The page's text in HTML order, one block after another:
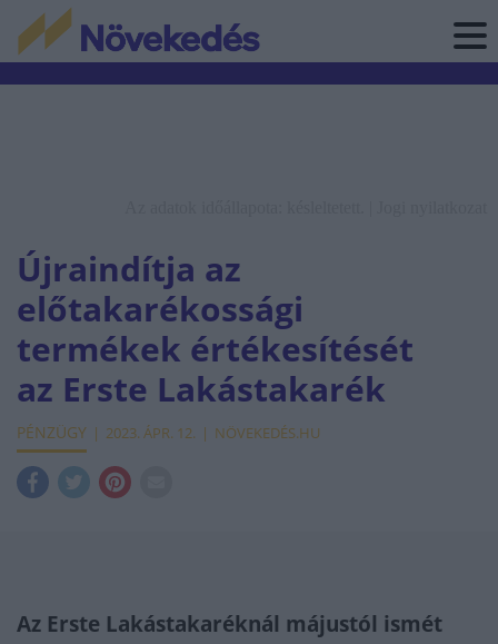
Újraindítja az
előtakarékossági
termékek értékesítését
az Erste Lakástakarék
PÉNZÜGY 2023. ÁPR. 12. NÖVEKEDÉS.HU
Az Erste Lakástakaréknál májustól ismét